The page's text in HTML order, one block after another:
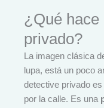
¿Qué hace
privado?
La imagen clásica
lupa, está un poco
detective privado
por la calle. Es una